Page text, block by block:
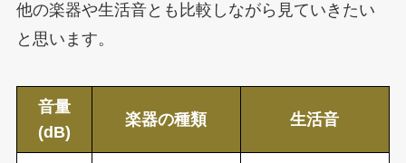
他の楽器や生活音とも比較しながら見ていきたい
と思います。
音量
(dB)
楽器の種類 生活音